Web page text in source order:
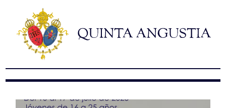
Hermandad
Titulares
Historia y patrimonio
Noticias